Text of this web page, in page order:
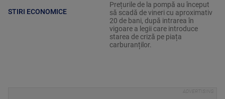
STIRI ECONOMICE
Prețurile de la pompă au început
să scadă de vineri cu aproximativ
20 de bani, după intrarea în
vigoare a legii care introduce
starea de criză pe piața
carburanților.